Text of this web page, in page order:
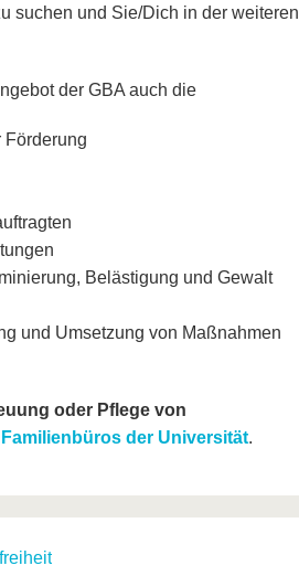
suchen und Sie/Dich in der weiteren
der GBA auch die
Förderung
Belästigung und Gewalt
und Umsetzung von Maßnahmen
oder Pflege von
Familienbüros der Universität.